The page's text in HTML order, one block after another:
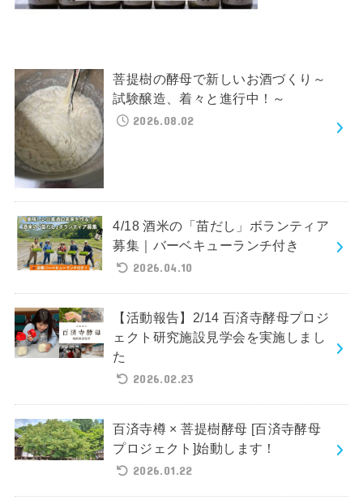
菩提樹の酵母で新しいお酒づくり～
試験醸造、着々と進行中！～
2026.08.02
4/18 酒米の「苗だし」ボランティア
募集｜バーベキューランチ付き
2026.04.10
【活動報告】2/14 百済寺酵母プロジ
ェクト研究施設見学会を実施しまし
た
2026.02.23
百済寺樽 × 菩提樹酵母 [百済寺酵母
プロジェクト]始動します！
2026.01.22